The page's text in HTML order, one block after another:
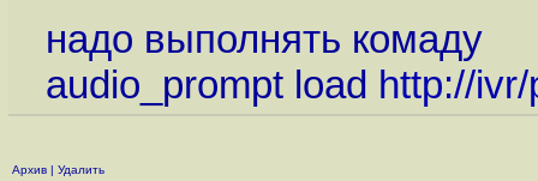
надо выполнять комаду
audio_prompt load http://
Архив | Удалить